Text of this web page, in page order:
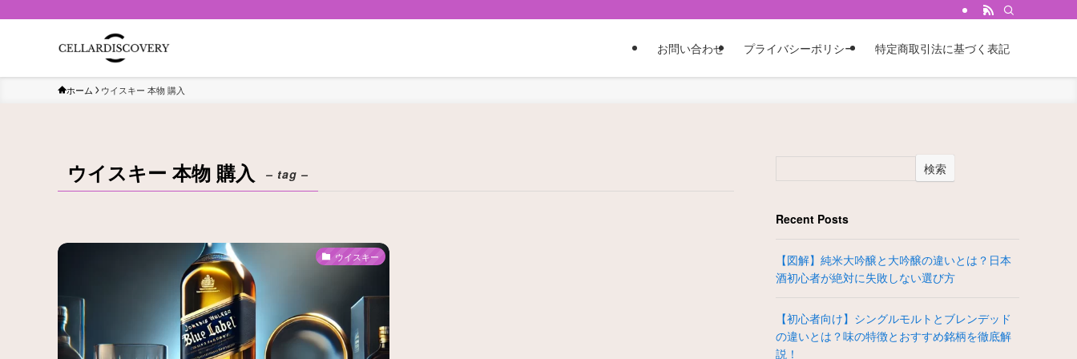
お問い合わせ プライバシーポリシー 特定商取引法に基づく表記
ホーム ウイスキー 本物 購入
ウイスキー 本物 購入 – tag –
ウイスキー
検索
Recent Posts
【図解】純米大吟醸と大吟醸の違いとは？日本
酒初心者が絶対に失敗しない選び方
【初心者向け】シングルモルトとブレンデッド
の違いとは？味の特徴とおすすめ銘柄を徹底解
説！